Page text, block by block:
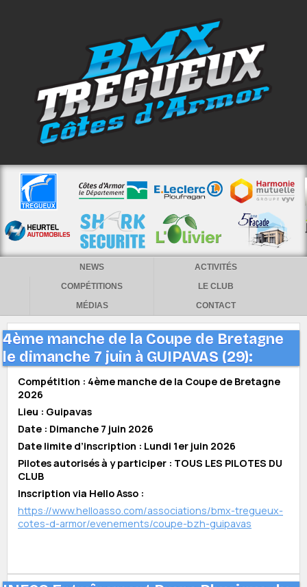
NEWS
ACTIVITÉS
COMPÉTITIONS
LE CLUB
MÉDIAS
CONTACT
4ème manche de la Coupe de Bretagne
le dimanche 7 juin à GUIPAVAS (29):
Compétition : 4ème manche de la Coupe de Bretagne
2026
Lieu : Guipavas
Date : Dimanche 7 juin 2026
Date limite d’inscription : Lundi 1er juin 2026
Pilotes autorisés à y participer : TOUS LES PILOTES DU
CLUB
Inscription via Hello Asso :
https://www.helloasso.com/associations/bmx-tregueux-
cotes-d-armor/evenements/coupe-bzh-guipavas